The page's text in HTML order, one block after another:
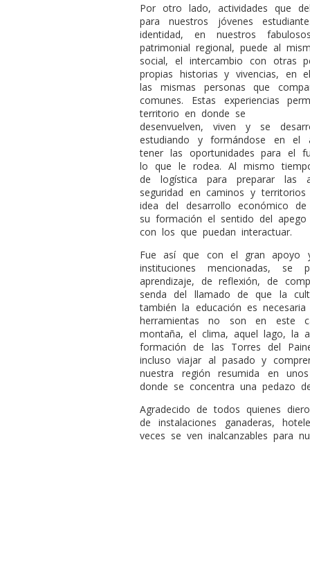
Por otro lado, actividades que
para nuestros jóvenes
identidad, en nuestros
patrimonial regional, puede al
social, el intercambio con otras
propias historias y vivencias, en
las mismas personas que
comunes. Estas experiencias
territorio en donde se
desenvuelven, viven y se
estudiando y formándose en
tener las oportunidades para el
lo que le rodea. Al mismo
de logística para preparar las
seguridad en caminos y
idea del desarrollo económico
su formación el sentido del
con los que puedan interactuar.
Fue así que con el gran apoyo
instituciones mencionadas,
aprendizaje, de reflexión, de
senda del llamado de que la
también la educación es
herramientas no son en este
montaña, el clima, aquel lago, la
formación de las Torres del
incluso viajar al pasado y
nuestra región resumida en
donde se concentra una pedazo
Agradecido de todos quienes
de instalaciones ganaderas,
veces se ven inalcanzables para